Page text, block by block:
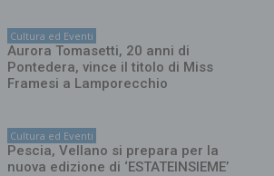
Cultura ed Eventi
Aurora Tomasetti, 20 anni di
Pontedera, vince il titolo di Miss
Framesi a Lamporecchio
Cultura ed Eventi
Pescia, Vellano si prepara per la
nuova edizione di ‘ESTATEINSIEME’